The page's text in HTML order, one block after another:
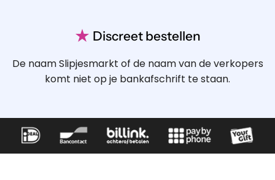
★ Discreet bestellen
De naam Slipjesmarkt of de naam van de verkopers
komt niet op je bankafschrift te staan.